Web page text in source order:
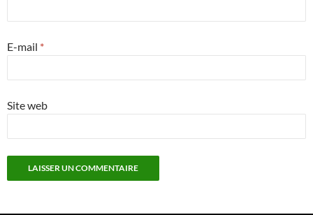
E-mail *
Site web